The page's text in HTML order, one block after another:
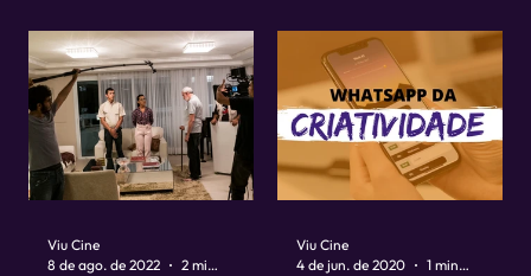
Viu Cine
8 de ago. de 2022
2 min de leitura
Viu Cine
4 de jun. de 2020
1 min de leitura